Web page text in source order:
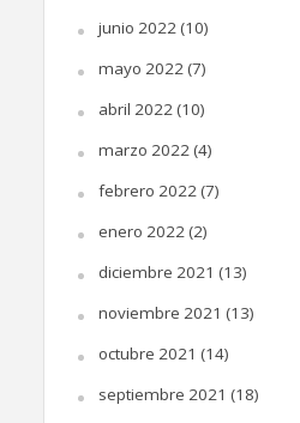
junio 2022(10)
mayo 2022(7)
abril 2022(10)
marzo 2022(4)
febrero 2022(7)
enero 2022(2)
diciembre 2021 (13)
noviembre 2021 (13)
octubre 2021 (14)
septiembre 2021 (18)